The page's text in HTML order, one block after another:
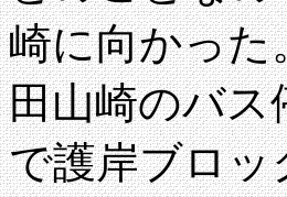
崎に向かった
田山崎のバス
で護岸ブロッ